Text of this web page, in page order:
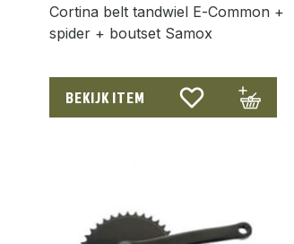
Cortina belt tandwiel E-Common +
spider + boutset Samox
BEKIJK ITEM